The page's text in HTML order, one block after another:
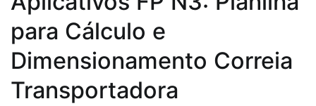
para Cálculo e
Dimensionamento Correia
Transportadora